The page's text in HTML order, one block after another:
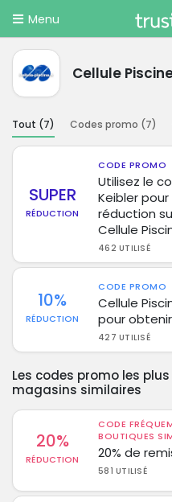
Menu
Cellule
Tout (7) Codes promo (7)
SUPER
RÉDUCTION
CODE PROMO
Utilisez le
Keibler
réduction
Cellule
462 UTILISÉ
10%
RÉDUCTION
CODE PROMO
Cellule
pour
427 UTILISÉ
Les codes promo les
magasins similaires
20%
RÉDUCTION
CODE
BOUTIQUES
20% de
581 UTILISÉ